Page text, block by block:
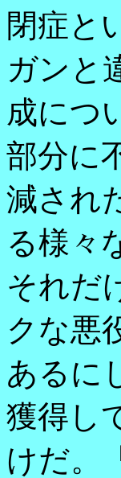
閉症と
ガンと
成につ
部分に
減され
る様々
それだ
クな悪
あるに
獲得し
けだ。